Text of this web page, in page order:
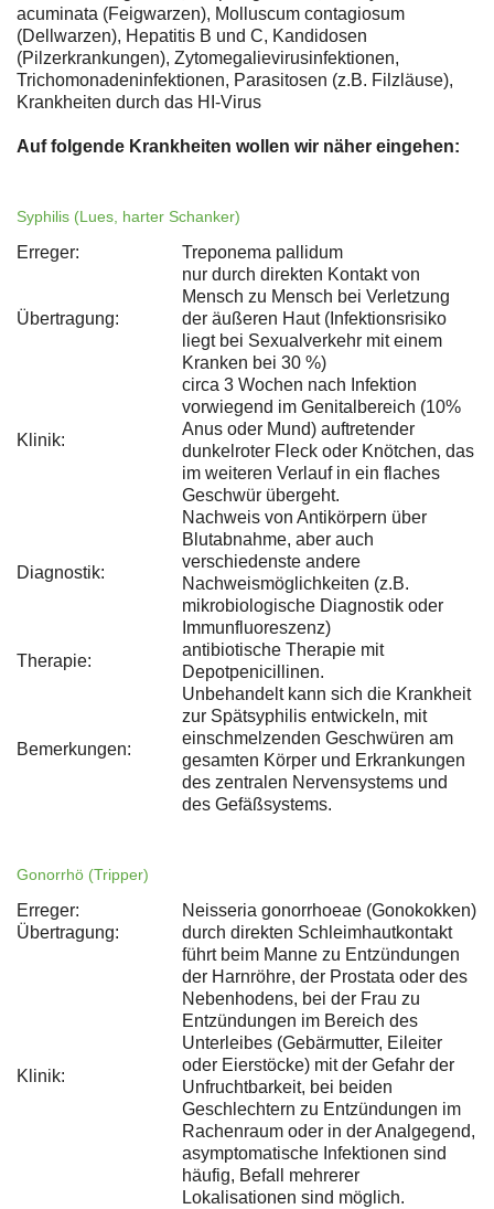
acuminata (Feigwarzen), Molluscum contagiosum
(Dellwarzen), Hepatitis B und C, Kandidosen
(Pilzerkrankungen), Zytomegalievirusinfektionen,
Trichomonadeninfektionen, Parasitosen (z.B. Filzläuse),
Krankheiten durch das HI-Virus
Auf folgende Krankheiten wollen wir näher eingehen:
Syphilis (Lues, harter Schanker)
Erreger: Treponema pallidum
Übertragung:
nur durch direkten Kontakt von
Mensch zu Mensch bei Verletzung
der äußeren Haut (Infektionsrisiko
liegt bei Sexualverkehr mit einem
Kranken bei 30 %)
Klinik:
circa 3 Wochen nach Infektion
vorwiegend im Genitalbereich (10%
Anus oder Mund) auftretender
dunkelroter Fleck oder Knötchen, das
im weiteren Verlauf in ein flaches
Geschwür übergeht.
Diagnostik:
Nachweis von Antikörpern über
Blutabnahme, aber auch
verschiedenste andere
Nachweismöglichkeiten (z.B.
mikrobiologische Diagnostik oder
Immunfluoreszenz)
Therapie:
antibiotische Therapie mit
Depotpenicillinen.
Bemerkungen:
Unbehandelt kann sich die Krankheit
zur Spätsyphilis entwickeln, mit
einschmelzenden Geschwüren am
gesamten Körper und Erkrankungen
des zentralen Nervensystems und
des Gefäßsystems.
Gonorrhö (Tripper)
Erreger:
Neisseria gonorrhoeae (Gonokokken)
Übertragung:
durch direkten Schleimhautkontakt
Klinik:
führt beim Manne zu Entzündungen
der Harnröhre, der Prostata oder des
Nebenhodens, bei der Frau zu
Entzündungen im Bereich des
Unterleibes (Gebärmutter, Eileiter
oder Eierstöcke) mit der Gefahr der
Unfruchtbarkeit, bei beiden
Geschlechtern zu Entzündungen im
Rachenraum oder in der Analgegend,
asymptomatische Infektionen sind
häufig, Befall mehrerer
Lokalisationen sind möglich.